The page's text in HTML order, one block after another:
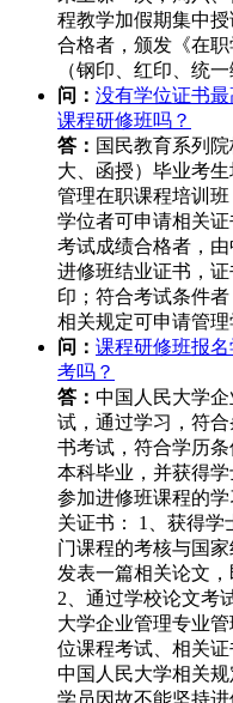
程教学加假期集中
合格者，颁发《在职
（钢印、红印、统一
问： 没有学位证书
课程研修班吗？
答： 国民教育系列
大、函授）毕业考
管理在职课程培训
学位者可申请相关
考试成绩合格者，
进修班结业证书，
印；符合考试条件
相关规定可申请管理
问： 课程研修班报
考吗？
答： 中国人民大学
试，通过学习，符
书考试，符合学历
本科毕业，并获得
参加进修班课程的
关证书： 1、获得学
门课程的考核与国
发表一篇相关论文
2、通过学校论文考
大学企业管理专业
位课程考试、相关
中国人民大学相关规
学员因故不能坚持